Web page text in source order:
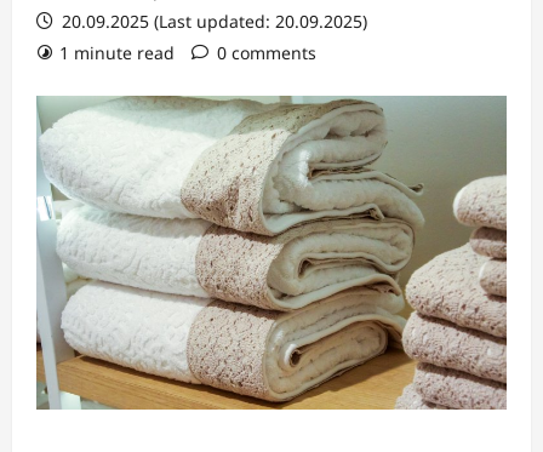
20.09.2025 (Last updated: 20.09.2025)
1 minute read
0 comments